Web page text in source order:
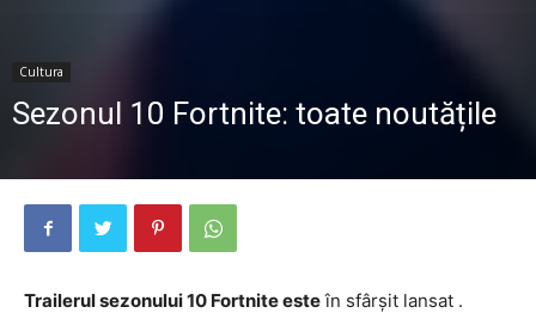
Cultura
Sezonul 10 Fortnite: toate noutățile
Trailerul sezonului 10 Fortnite esteîn sfârșit lansat .